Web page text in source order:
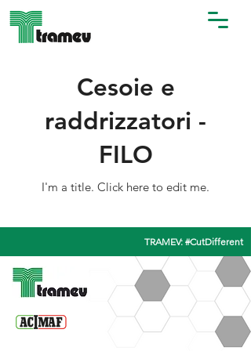
Cesoie e
raddrizzatori -
FILO
I'm a title. ​Click here to edit me.
TRAMEV: #CutDifferent